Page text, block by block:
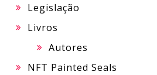
Legislação
Livros
Autores
NFT Painted Seals